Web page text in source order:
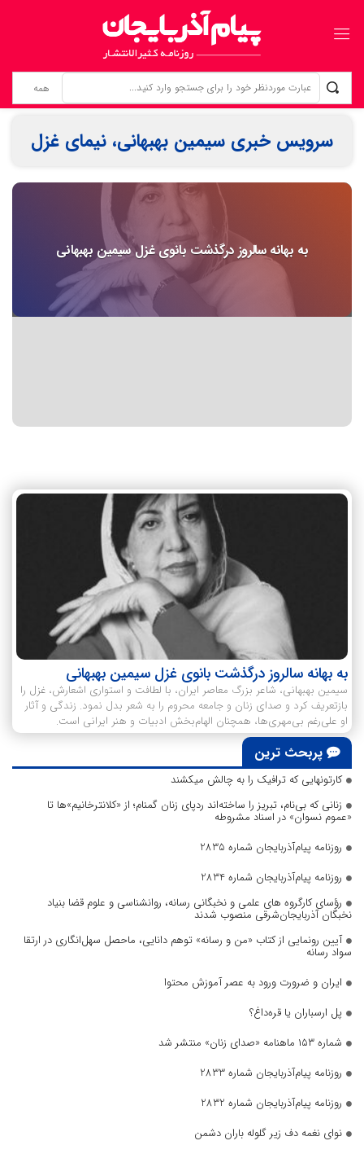
زنانی که بی‌نام، تبریز را ساخته‌اند ردپای زنان گمنام؛ از «کلانترخانیم»ها تا «عموم نسوان» در اسناد مشروطه
سرویس خبری سیمین بهبهانی، نیمای غزل
به بهانه سالروز درگذشت بانوی غزل سیمین بهبهانی
به بهانه سالروز درگذشت بانوی غزل سیمین بهبهانی
سیمین بهبهانی، شاعر بزرگ معاصر ایران، با لطافت و استواری اشعارش، غزل را
بازتعریف کرد و صدای زنان و جامعه محروم را به شعر بدل نمود. زندگی و آثار
او علی‌رغم بی‌مهری‌ها، همچنان الهام‌بخش ادبیات و هنر ایرانی است.
پربحث ترین
کارتونهایی که ترافیک را به چالش میکشند
زنانی که بی‌نام، تبریز را ساخته‌اند ردپای زنان گمنام؛ از «کلانترخانیم»ها تا
«عموم نسوان» در اسناد مشروطه
روزنامه پیام‌آذربایجان شماره 2835
روزنامه پیام‌آذربایجان شماره 2834
رؤسای کارگروه های علمی و نخبگانی رسانه، روانشناسی و علوم قضا بنیاد
نخبگان آذربایجان‌شرقی منصوب شدند
آیین رونمایی از کتاب «من و رسانه» توهم دانایی، ماحصل سهل‌انگاری در ارتقا
سواد رسانه
ایران و ضرورت ورود به عصر آموزش محتوا
پل ارسباران یا قره‌داغ؟
شماره ۱۵۳ ماهنامه «صدای زنان» منتشر شد
روزنامه پیام‌آذربایجان شماره 2833
روزنامه پیام‌آذربایجان شماره 2832
نوای نغمه دف زیر گلوله باران دشمن